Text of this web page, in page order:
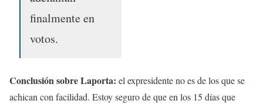
finalmente en
votos.
Conclusión sobre Laporta: el expresidente no es de los que se
achican con facilidad. Estoy seguro de que en los 15 días que